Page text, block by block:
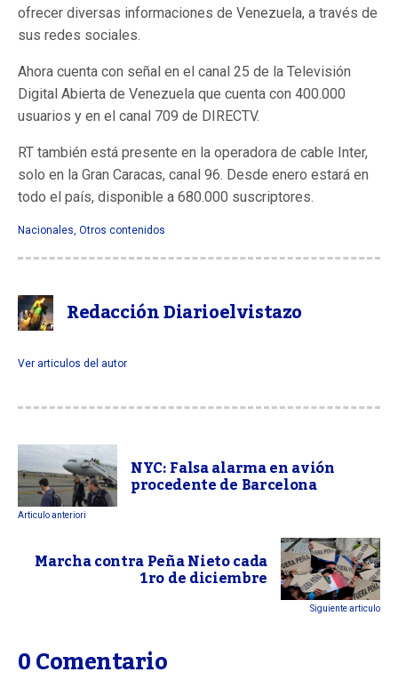
ofrecer diversas informaciones de Venezuela, a través de
sus redes sociales.
Ahora cuenta con señal en el canal 25 de la Televisión
Digital Abierta de Venezuela que cuenta con 400.000
usuarios y en el canal 709 de DIRECTV.
RT también está presente en la operadora de cable Inter,
solo en la Gran Caracas, canal 96. Desde enero estará en
todo el país, disponible a 680.000 suscriptores.
Nacionales, Otros contenidos
Redacción Diarioelvistazo
Ver articulos del autor
NYC: Falsa alarma en avión
procedente de Barcelona
Articulo anteriori
Marcha contra Peña Nieto cada
1ro de diciembre
Siguiente articulo
0 Comentario